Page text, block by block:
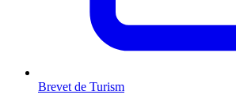
Brevet de Turism